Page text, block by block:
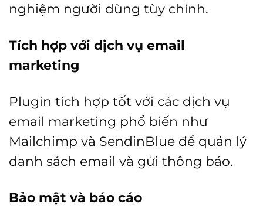
nghiệm người dùng tùy chỉnh.
Tích hợp với dịch vụ email
marketing
Plugin tích hợp tốt với các dịch vụ
email marketing phổ biến như
Mailchimp và SendinBlue để quản lý
danh sách email và gửi thông báo.
Bảo mật và báo cáo